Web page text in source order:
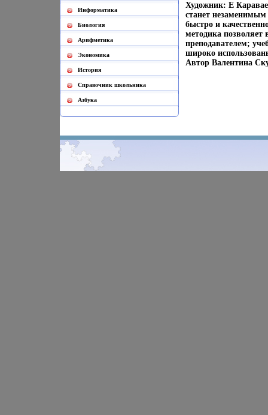
Информатика
Биология
Арифметика
Экономика
История
Cправочник школьника
Азбука
Художник: Е
станет
быстро и
методика позволяет
преподавателем;
широко
Автор Валентина